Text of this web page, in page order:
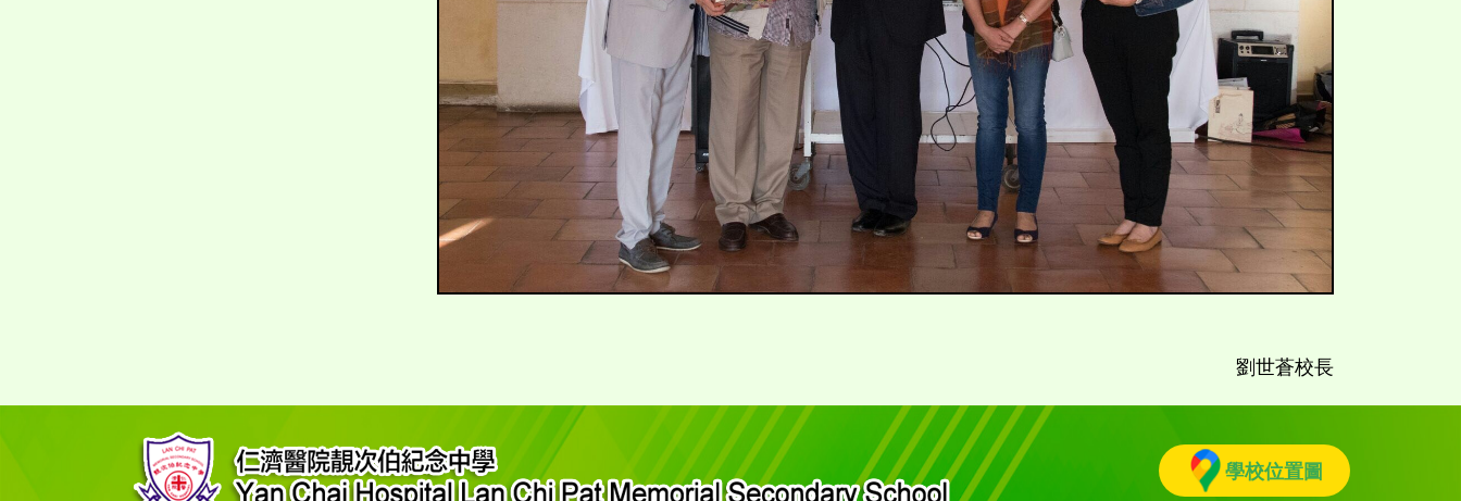
劉世蒼校長
學校位置圖